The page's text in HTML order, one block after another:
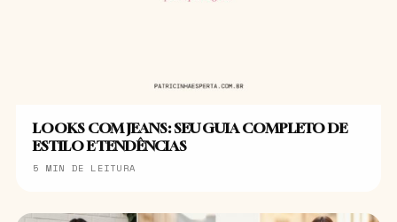
LOOKS COM JEANS: SEU GUIA COMPLETO DE
ESTILO E TENDÊNCIAS
5 MIN DE LEITURA